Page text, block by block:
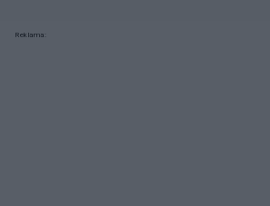
Reklama: